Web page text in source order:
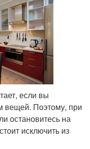
если вы
вещей. Поэтому, при
остановитесь на
исключить из